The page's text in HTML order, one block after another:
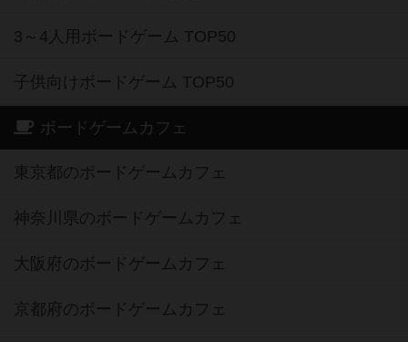
3～4人用ボードゲーム TOP50
子供向けボードゲーム TOP50
ボードゲームカフェ
東京都のボードゲームカフェ
神奈川県のボードゲームカフェ
大阪府のボードゲームカフェ
京都府のボードゲームカフェ